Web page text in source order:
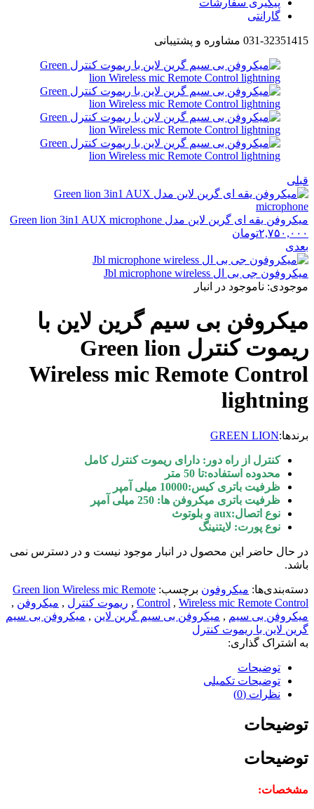
پیگیری سفارشات
گارانتی
031-32351415 مشاوره و پشتیبانی
قبلی
میکروفن یقه ای گرین لاین مدل Green lion 3in1 AUX microphone
۲,۷۵۰,۰۰۰تومان
بعدی
میکروفون جی بی ال Jbl microphone wireless
موجودی: ناموجود در انبار
میکروفن بی سیم گرین لاین با
ریموت کنترل Green lion
Wireless mic Remote Control
lightning
برندها:GREEN LION
کنترل از راه دور: دارای ریموت کنترل کامل
محدوده استفاده:تا 50 متر
ظرفیت باتری کیس:10000 میلی آمپر
ظرفیت باتری میکروفن ها: 250 میلی آمپر
نوع اتصال:aux و بلوتوث
نوع پورت: لایتنینگ
در حال حاضر این محصول در انبار موجود نیست و در دسترس نمی
باشد.
دسته‌بندی‌ها: میکروفون برچسب: Green lion Wireless mic Remote
Control , Wireless mic Remote Control
, ریموت کنترل , میکروفن ,
میکروفن بی سیم , میکروفن بی سیم گرین لاین , میکروفن بی سیم
گرین لاین با ریموت کنترل
به اشتراک گذاری:
توضیحات
توضیحات تکمیلی
نظرات (0)
توضیحات
توضیحات
مشخصات: